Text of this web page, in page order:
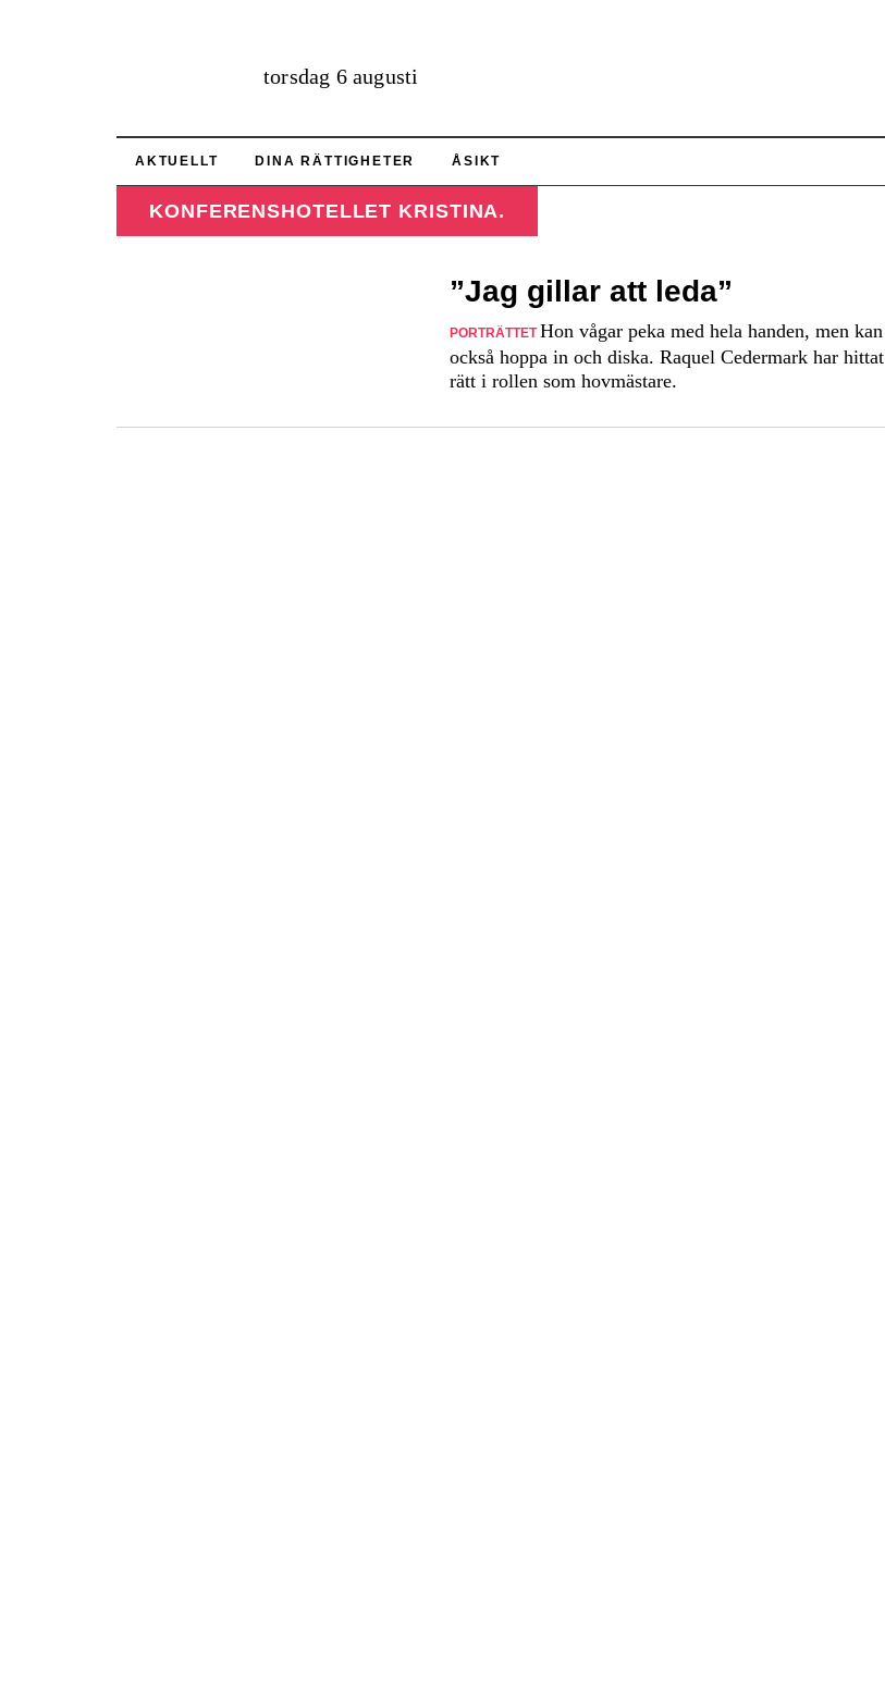
torsdag 6 augusti
AKTUELLT DINA RÄTTIGHETER ÅSIKT
KONFERENSHOTELLET KRISTINA.
”Jag gillar att leda”
PORTRÄTTETHon vågar peka med hela handen, men kan
också hoppa in och diska. Raquel Cedermark har hittat
rätt i rollen som hovmästare.